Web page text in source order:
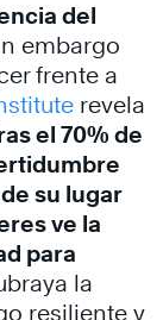
del
embargo
frente a
revela
el 70% de
su lugar
ve la
para
la
resiliente y